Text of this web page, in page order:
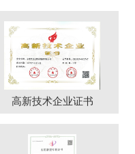
高新技术企业证书